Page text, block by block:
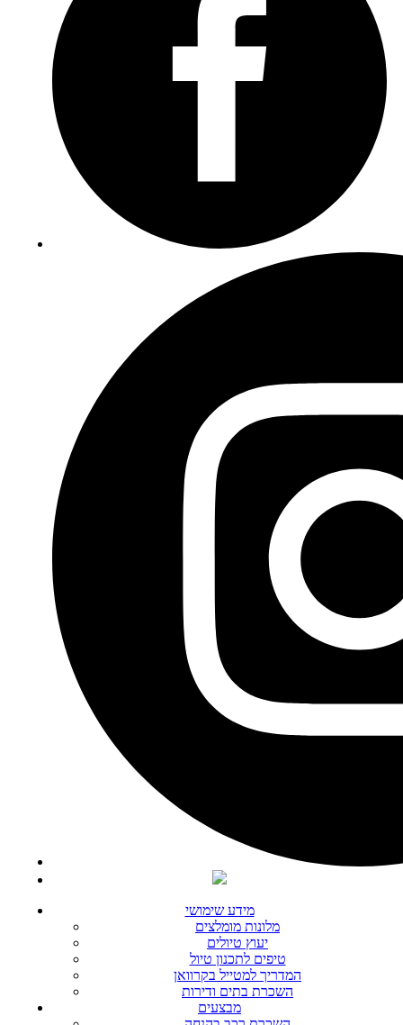
מידע שימושי
מלונות מומלצים
יעוץ טיולים
טיפים לתכנון טיול
המדריך למטייל בקרוואן
השכרת בתים ודירות
מבצעים